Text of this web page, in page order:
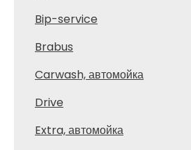
Bip-service
Brabus
Carwash, автомойка
Drive
Extra, автомойка